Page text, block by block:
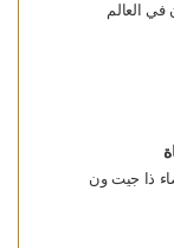
العالم
ذا جيت ون